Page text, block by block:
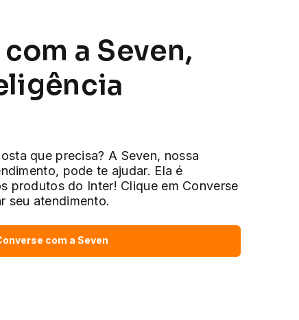
a Seven,
que precisa? A Seven, nossa
pode te ajudar. Ela é
produtos do Inter! Clique em Converse
seu atendimento.
com a Seven